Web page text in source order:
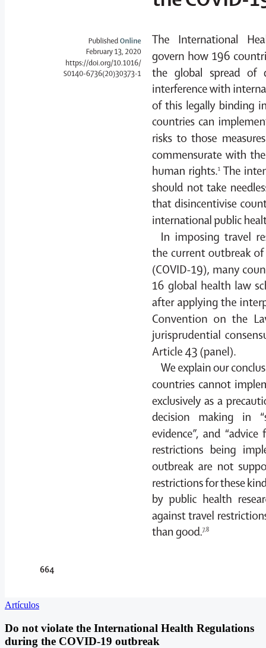
Artículos
Do not violate the International Health Regulations
during the COVID-19 outbreak